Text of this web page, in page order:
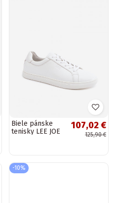
Biele pánske
tenisky LEE JOE
107,02 €
125,90 €
-10%